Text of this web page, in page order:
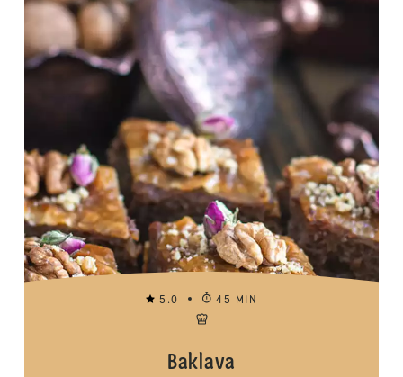
5.0 45 MIN
Baklava